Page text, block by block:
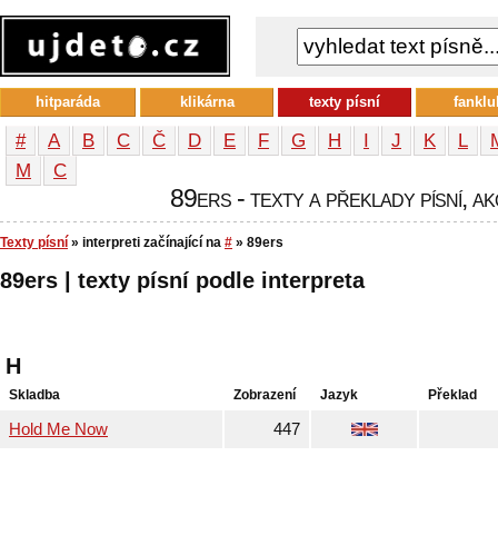
# A B C Č D E F G H I J K L
М
С
89ers - texty a překlady písní,
Texty písní » interpreti začínající na # » 89ers
89ers | texty písní podle interpreta
H
Skladba Zobrazení Jazyk Překlad
Hold Me Now 447
hitparáda klikárna texty písní